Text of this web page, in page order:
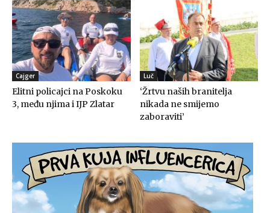
Cajger
Elitni policajci na Poskoku
3, među njima i IJP Zlatar
Luč
‘Žrtvu naših branitelja
nikada ne smijemo
zaboraviti’